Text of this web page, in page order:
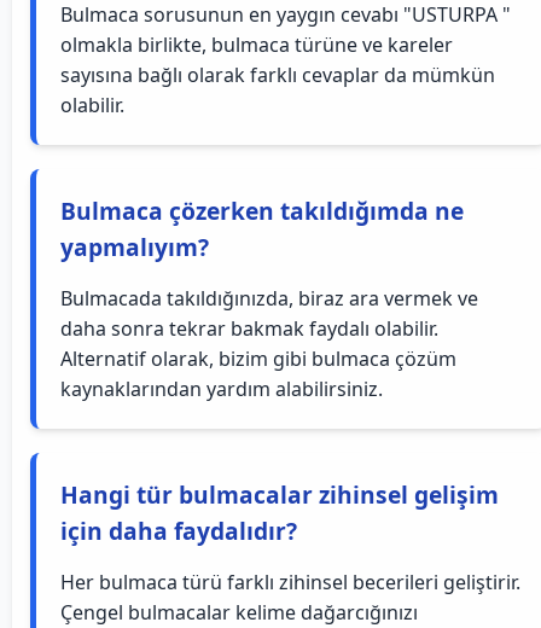
Bulmaca sorusunun en yaygın cevabı "USTURPA "
olmakla birlikte, bulmaca türüne ve kareler
sayısına bağlı olarak farklı cevaplar da mümkün
olabilir.
Bulmaca çözerken takıldığımda ne
yapmalıyım?
Bulmacada takıldığınızda, biraz ara vermek ve
daha sonra tekrar bakmak faydalı olabilir.
Alternatif olarak, bizim gibi bulmaca çözüm
kaynaklarından yardım alabilirsiniz.
Hangi tür bulmacalar zihinsel gelişim
için daha faydalıdır?
Her bulmaca türü farklı zihinsel becerileri geliştirir.
Çengel bulmacalar kelime dağarcığınızı